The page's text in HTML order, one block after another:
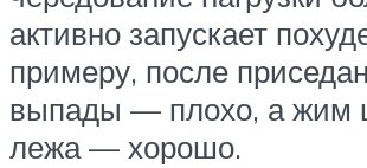
активно запускает
примеру, после
выпады — плохо, а жим
лежа — хорошо.